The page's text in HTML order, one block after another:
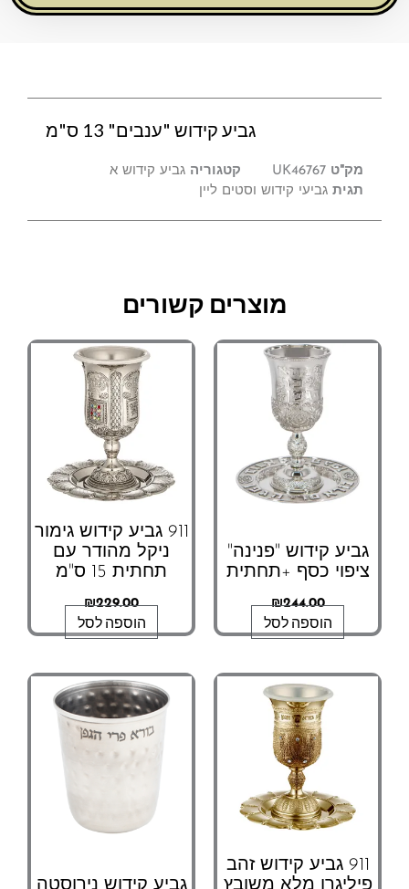
ס"מ
גביע קידוש "ענבים" 13 ס"מ
UK46767 קטגוריה גביע קידוש א
גביעי קידוש וסטים ליין
מוצרים קשורים
קידוש "פנינה"
כסף +תחתית
₪244.00
הוספה לסל
911 גביע קידוש גימור
ניקל מהודר עם
תחתית 15 ס"מ
₪229.00
הוספה לסל
911 גביע קידוש זהב